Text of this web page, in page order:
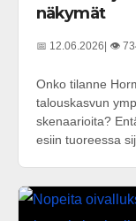
näkymät
📅 12.06.2026 | 👁️
Onko tilanne
talouskasvun
skenaarioita?
esiin tuoreessa